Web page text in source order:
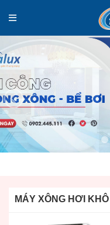
Previous
MÁY XÔNG HƠI KHÔ